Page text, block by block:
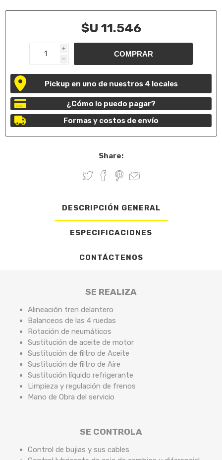
$U 11.546
i
h
Pickup en uno de nuestros 4 locales
¿Cómo lo puedo pagar?
Formas y costos de envío
Share:
DESCRIPCIÓN GENERAL
ESPECIFICACIONES
CONTÁCTENOS
SE REALIZA
Alineación tren delantero
Balanceos de las 4 ruedas
Rotación de neumáticos
Sustitución de aceite de motor
Sustitución de filtro de Aceite
Sustitución de filtro de Aire
Sustitución líquido refrigerante
Limpieza y regulación de frenos
Mano de Obra del servicio
SE CONTROLA
Control de bujias y sus cables